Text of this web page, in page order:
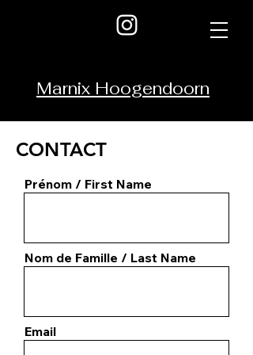
Marnix Hoogendoorn
CONTACT
Prénom / First Name
Nom de Famille / Last Name
Email